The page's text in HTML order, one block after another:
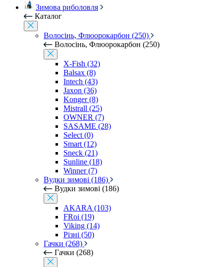
Зимова риболовля
Каталог
Волосінь, Флюорокарбон (250)
Волосінь, Флюорокарбон (250)
X-Fish (32)
Balsax (8)
Intech (43)
Jaxon (36)
Konger (8)
Mistrall (25)
OWNER (7)
SASAME (28)
Select (0)
Smart (12)
Sneck (21)
Sunline (18)
Winner (7)
Вудки зимові (186)
Вудки зимові (186)
AKARA (103)
FRoi (19)
Viking (14)
Різні (50)
Гачки (268)
Гачки (268)